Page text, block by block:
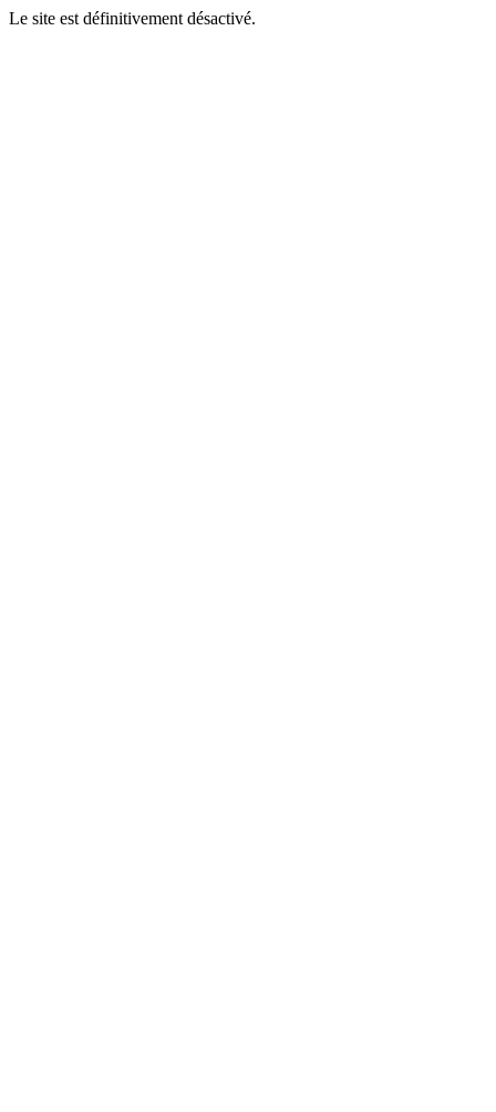
Le site est définitivement désactivé.